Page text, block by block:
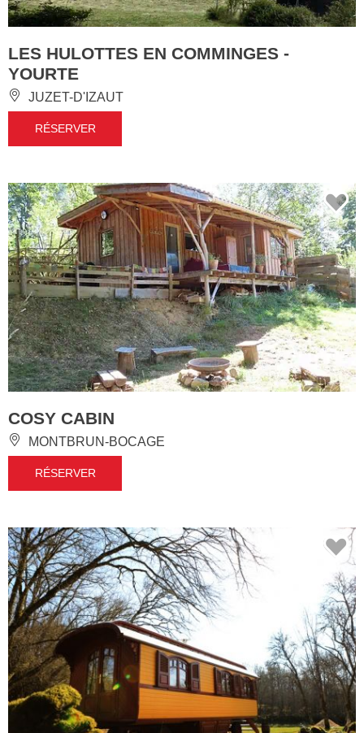
LES HULOTTES EN COMMINGES -
YOURTE
JUZET-D'IZAUT
RÉSERVER
COSY CABIN
MONTBRUN-BOCAGE
RÉSERVER